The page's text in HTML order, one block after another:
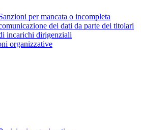
per mancata o incompleta
dei dati da parte dei titolari
incarichi dirigenziali
organizzative